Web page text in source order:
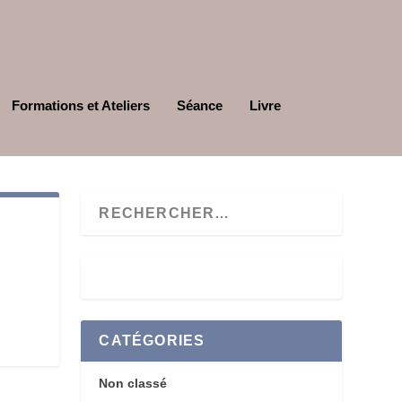
Formations et Ateliers Séance Livre
CATÉGORIES
Non classé